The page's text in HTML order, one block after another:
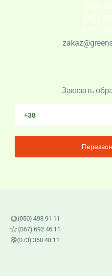
(050)
(067)
(073)
Заказать
(050) 498 91 11
(067) 692 46 11
(073) 350 48 11